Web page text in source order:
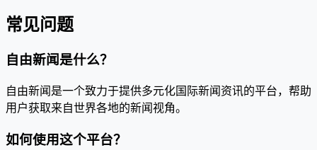
常见问题
自由新闻是什么？
自由新闻是一个致力于提供多元化国际新闻资讯的平台，帮助
用户获取来自世界各地的新闻视角。
如何使用这个平台？